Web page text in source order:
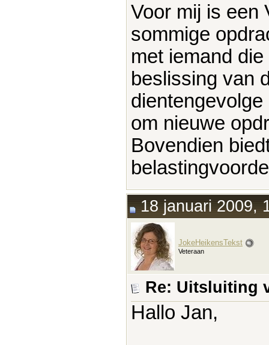
Voor mij is een
sommige
met iemand
beslissing van
om nieuwe
Bovendien
18 januari 2009,
JokeHeikensTekst
Veteraan
Re: Uitsluiting
Hallo Jan,